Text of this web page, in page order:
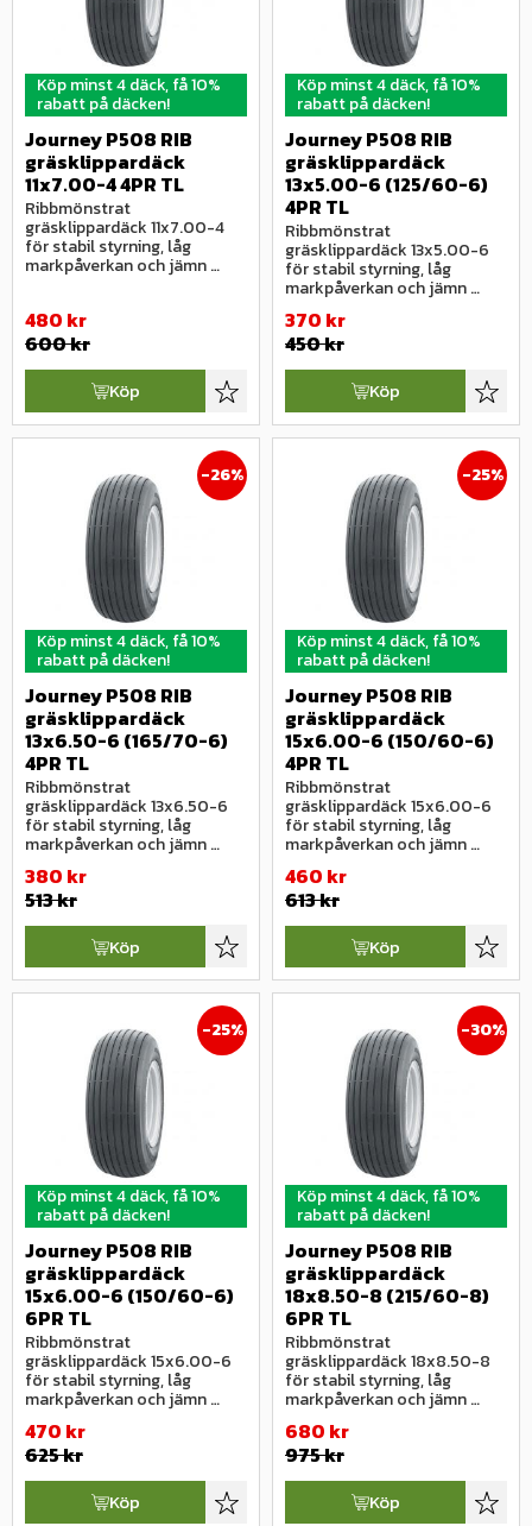
Köp minst 4 däck, få 10%
rabatt på däcken!
Journey P508 RIB
gräsklippardäck
11x7.00-4 4PR TL
Ribbmönstrat
gräsklippardäck 11x7.00-4
för stabil styrning, låg
markpåverkan och jämn
480 kr
600kr
Lägg till i favoriter
Köp
Köp minst 4 däck, få 10%
rabatt på däcken!
Journey P508 RIB
gräsklippardäck
13x5.00-6 (125/60-6)
4PR TL
Ribbmönstrat
gräsklippardäck 13x5.00-6
för stabil styrning, låg
markpåverkan och jämn
370 kr
450kr
Lägg
Köp
Köp minst 4 däck, få 10%
rabatt på däcken!
Journey P508 RIB
gräsklippardäck
13x6.50-6 (165/70-6)
4PR TL
Ribbmönstrat
gräsklippardäck 13x6.50-6
för stabil styrning, låg
markpåverkan och jämn
gång på gräs och parkytor.
380 kr
513kr
26%
Lägg till i favoriter
Köp
Köp minst 4 däck, få 10%
rabatt på däcken!
Journey P508 RIB
gräsklippardäck
15x6.00-6 (150/60-6)
4PR TL
Ribbmönstrat
gräsklippardäck 15x6.00-6
för stabil styrning, låg
markpåverkan och jämn
gång på gräs och parkytor.
460 kr
613kr
25%
Lägg
Köp
Köp minst 4 däck, få 10%
rabatt på däcken!
Journey P508 RIB
gräsklippardäck
15x6.00-6 (150/60-6)
6PR TL
Ribbmönstrat
gräsklippardäck 15x6.00-6
för stabil styrning, låg
markpåverkan och jämn
gång på gräs och parkytor.
470 kr
625kr
25%
Lägg till i favoriter
Köp
Köp minst 4 däck, få 10%
rabatt på däcken!
Journey P508 RIB
gräsklippardäck
18x8.50-8 (215/60-8)
6PR TL
Ribbmönstrat
gräsklippardäck 18x8.50-8
för stabil styrning, låg
markpåverkan och jämn
gång på gräs och parkytor.
680 kr
975kr
30%
Lägg
Köp